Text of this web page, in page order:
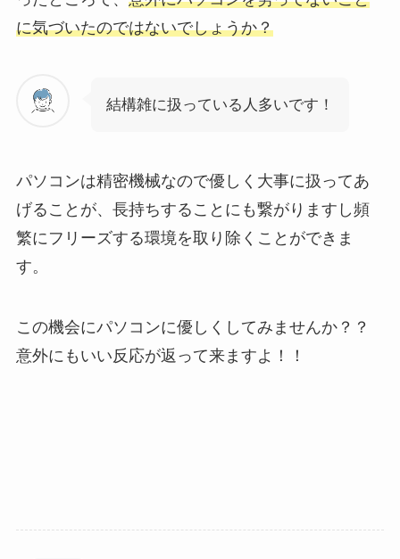
に気づいたのではないでしょうか？
結構雑に扱っている人多いです！
パソコンは精密機械なので優しく大事に扱ってあ
げることが、 長持ちすることにも繋がりますし頻
繁にフリーズする環境を取り除くことができま
す。
この機会にパソコンに優しくしてみませんか？？
意外にもいい反応が返って来ますよ！！